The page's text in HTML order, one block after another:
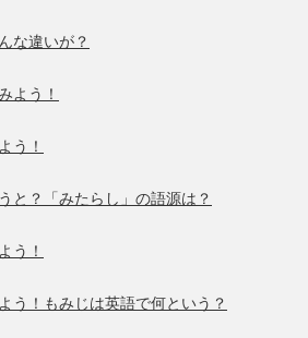
な違いが？
よう！
う！
と？「みたらし」の語源は？
う！
う！もみじは英語で何という？